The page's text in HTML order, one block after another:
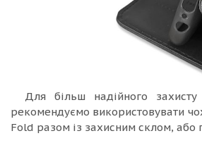
Для більш надійного
рекомендуємо використовувати
Fold разом із захисним склом, або